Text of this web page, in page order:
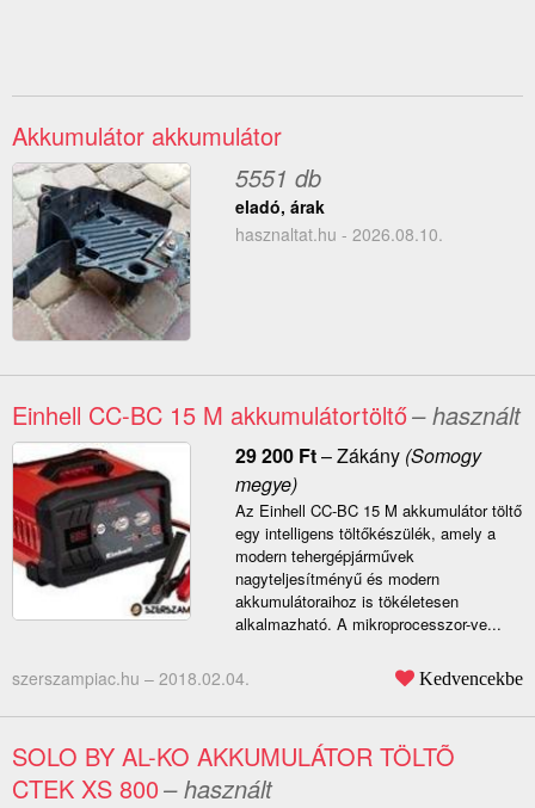
Akkumulátor akkumulátor
5551 db
eladó, árak
hasznaltat.hu - 2026.08.10.
Einhell CC-BC 15 M akkumulátortöltő– használt
29 200 Ft–Zákány(Somogy
megye)
Az Einhell CC-BC 15 M akkumulátor töltő
egy intelligens töltőkészülék, amely a
modern tehergépjárművek
nagyteljesítményű és modern
akkumulátoraihoz is tökéletesen
alkalmazható. A mikroprocesszor-ve...
szerszampiac.hu – 2018.02.04. Kedvencekbe
SOLO BY AL-KO AKKUMULÁTOR TÖLTÕ
CTEK XS 800– használt